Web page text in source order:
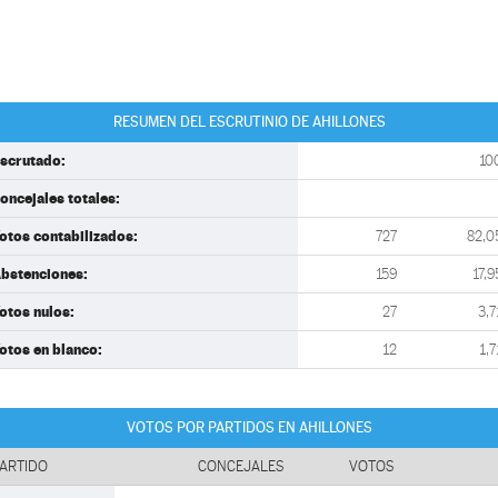
RESUMEN DEL ESCRUTINIO DE AHILLONES
totales:
contabilizados: 727
159
nulos: 27
en blanco: 12
VOTOS POR PARTIDOS EN AHILLONES
CONCEJALES VOTOS